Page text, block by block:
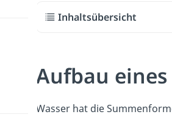
Inhaltsübersicht
Aufbau
Wasser hat die